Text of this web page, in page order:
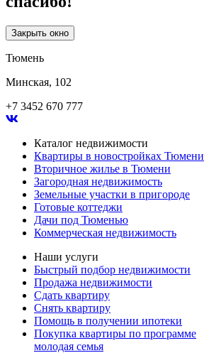
Закрыть окно
Тюмень
Минская, 102
+7 3452 670 777
Каталог недвижимости
Квартиры в новостройках Тюмени
Вторичное жилье в Тюмени
Загородная недвижимость
Земельные участки в пригороде
Готовые коттеджи
Дачи под Тюменью
Коммерческая недвижимость
Наши услуги
Быстрый подбор недвижимости
Продажа недвижимости
Сдать квартиру
Снять квартиру
Помощь в получении ипотеки
Покупка квартиры по программе
молодая семья